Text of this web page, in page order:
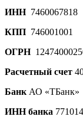
ИНН7460067818
КПП 746001001
ОГРН
Расчетный счет
Банк АО «ТБанк»
ИНН банка